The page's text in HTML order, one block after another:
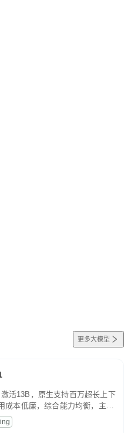
更多大模型
活13B，原生支持百万超长上下
成本低廉，综合能力均衡，主打
内容创作、基础 RAG、批量